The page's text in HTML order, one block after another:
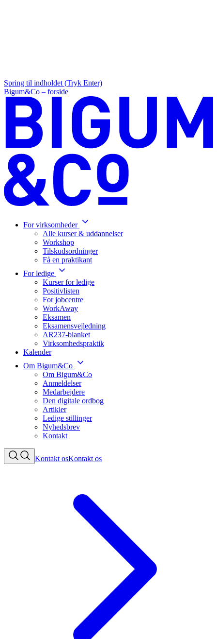
Spring til indholdet (Tryk Enter)
Bigum&Co – forside
For virksomheder
Alle kurser & uddannelser
Workshop
Tilskudsordninger
Få en praktikant
For ledige
Kurser for ledige
Positivlisten
For jobcentre
WorkAway
Eksamen
Eksamensvejledning
AR237-blanket
Virksomhedspraktik
Kalender
Om Bigum&Co
Om Bigum&Co
Anmeldelser
Medarbejdere
Den digitale ordbog
Artikler
Ledige stillinger
Nyhedsbrev
Kontakt
Kontakt osKontakt os